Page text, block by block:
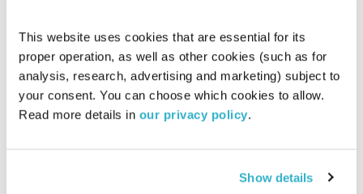
This website uses cookies that are essential for its
proper operation, as well as other cookies (such as for
analysis, research, advertising and marketing) subject to
your consent. You can choose which cookies to allow.
Read more details in our privacy policy.
Show details
זריחתה של השקיעה
טלי פולק
06.11.18
01:53:41
שעתיים של מוזיקה נעימה ומגוונת לסוף היום, בעריכת טלי פולק